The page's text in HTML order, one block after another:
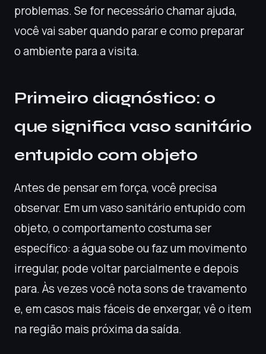
problemas. Se for necessário chamar ajuda,
você vai saber quando parar e como preparar
o ambiente para a visita.
Primeiro diagnóstico: o
que significa vaso sanitário
entupido com objeto
Antes de pensar em força, você precisa
observar. Em um vaso sanitário entupido com
objeto, o comportamento costuma ser
específico: a água sobe ou faz um movimento
irregular, pode voltar parcialmente e depois
para. Às vezes você nota sons de travamento
e, em casos mais fáceis de enxergar, vê o item
na região mais próxima da saída.